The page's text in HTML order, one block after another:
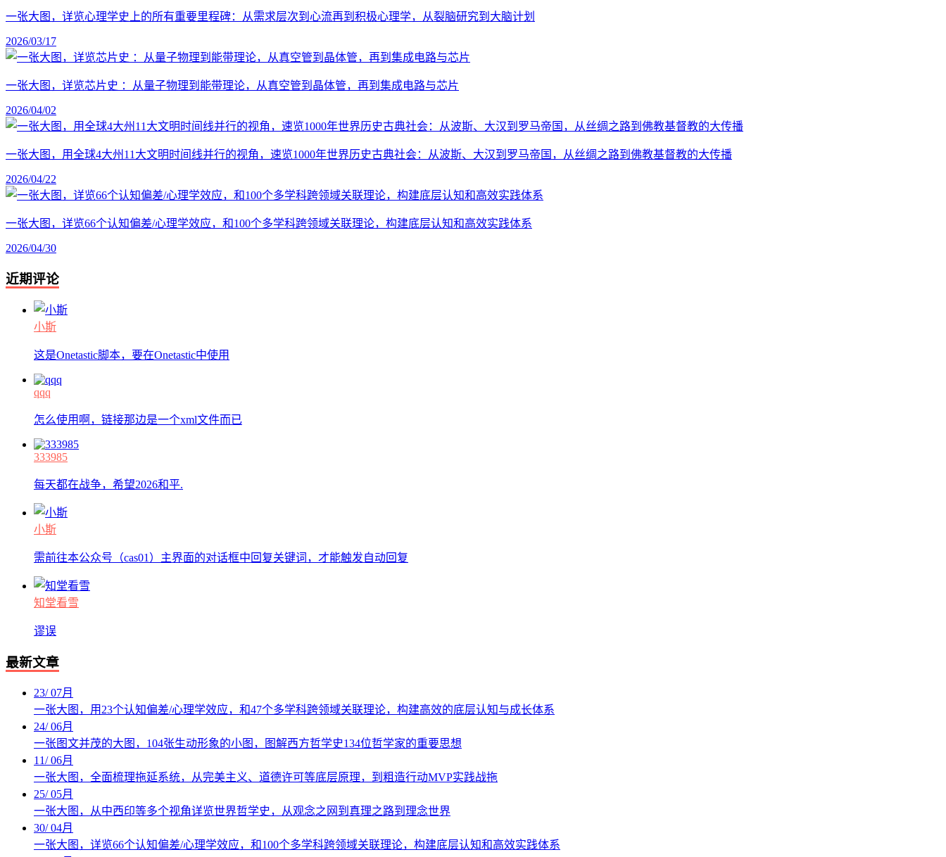
一张大图，详览心理学史上的所有重要里程碑：从需求层次到心流再到积极心理学，从裂脑研究到大脑计划
2026/03/17
一张大图，详览芯片史 ：从量子物理到能带理论，从真空管到晶体管，再到集成电路与芯片
2026/04/02
一张大图，用全球4大州11大文明时间线并行的视角，速览1000年世界历史古典社会：从波斯、大汉到罗马帝国，从丝绸之路到佛教基督教的大传播
2026/04/22
一张大图，详览66个认知偏差/心理学效应，和100个多学科跨领域关联理论，构建底层认知和高效实践体系
2026/04/30
近期评论
小斯
这是Onetastic脚本，要在Onetastic中使用
qqq
怎么使用啊，链接那边是一个xml文件而已
333985
每天都在战争，希望2026和平.
小斯
需前往本公众号（cas01）主界面的对话框中回复关键词，才能触发自动回复
知堂看雪
谬误
最新文章
23/07月
一张大图，用23个认知偏差/心理学效应，和47个多学科跨领域关联理论，构建高效的底层认知与成长体系
24/06月
一张图文并茂的大图，104张生动形象的小图，图解西方哲学史134位哲学家的重要思想
11/06月
一张大图，全面梳理拖延系统，从完美主义、道德许可等底层原理，到粗造行动MVP实践战拖
25/05月
一张大图，从中西印等多个视角详览世界哲学史，从观念之网到真理之路到理念世界
30/04月
一张大图，详览66个认知偏差/心理学效应，和100个多学科跨领域关联理论，构建底层认知和高效实践体系